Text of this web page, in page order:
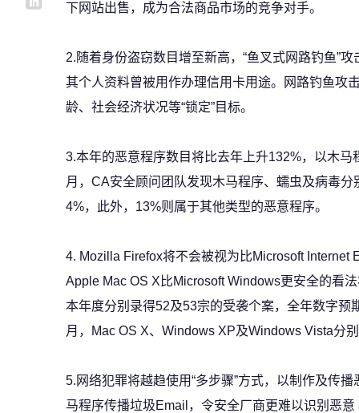
下网站出售，成为合法商品市场的竞争对手。
2.随着身份盗窃数目增至新高，“鱼叉式网路钓鱼”
其个人资料曾被用作办理信用卡用途。网路钓鱼攻
龄、社会经济状况等“锁定”目标。
3.本年的恶意程序数目将比去年上升132%，以木
月，CA安全顾问团队发现木马程序、蠕虫及病毒
4%，此外，13%则属于其他类型的恶意程序。
4. Mozilla Firefox将不会被视为比Microsoft Internet
Apple Mac OS X比Microsoft Windows更安全的看
本年度分别录得52及53宗的受袭个案，全年数字预
月，Mac OS X、Windows XP及Windows Vista分
5.网络犯罪将越趋使用“多步骤”方式，以制作及传
马程序传播垃圾Email，令安全厂商更难以识别恶